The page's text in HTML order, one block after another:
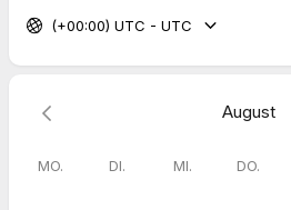
(+00:00) UTC - UTC
August
MO. DI. MI. DO.